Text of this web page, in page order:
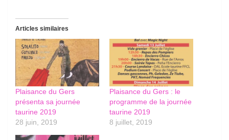
Articles similaires
Plaisance du Gers
présenta sa journée
taurine 2019
28 juin, 2019
Plaisance du Gers : le
programme de la journée
taurine 2019
8 juillet, 2019